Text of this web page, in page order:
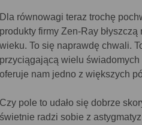
Dla równowagi teraz trochę
produkty firmy Zen-Ray
wieku. To się naprawdę chwali.
przyciągającą wielu
oferuje nam jedno z większych
Czy pole to udało się dobrze
świetnie radzi sobie z